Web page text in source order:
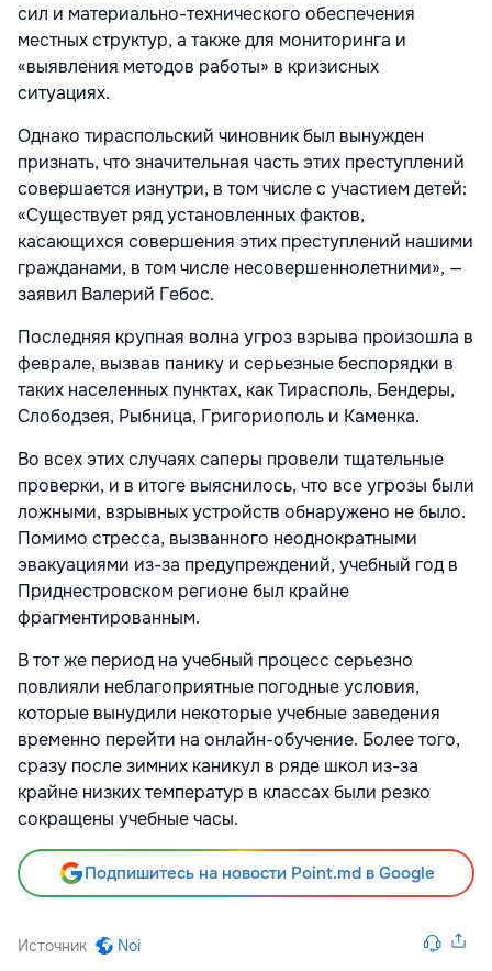
сил и материально-технического обеспечения
местных структур, а также для мониторинга и
«выявления методов работы» в кризисных
ситуациях.
Однако тираспольский чиновник был вынужден
признать, что значительная часть этих преступлений
совершается изнутри, в том числе с участием детей:
«Существует ряд установленных фактов,
касающихся совершения этих преступлений нашими
гражданами, в том числе несовершеннолетними», —
заявил Валерий Гебос.
Последняя крупная волна угроз взрыва произошла в
феврале, вызвав панику и серьезные беспорядки в
таких населенных пунктах, как Тирасполь, Бендеры,
Слободзея, Рыбница, Григориополь и Каменка.
Во всех этих случаях саперы провели тщательные
проверки, и в итоге выяснилось, что все угрозы были
ложными, взрывных устройств обнаружено не было.
Помимо стресса, вызванного неоднократными
эвакуациями из-за предупреждений, учебный год в
Приднестровском регионе был крайне
фрагментированным.
В тот же период на учебный процесс серьезно
повлияли неблагоприятные погодные условия,
которые вынудили некоторые учебные заведения
временно перейти на онлайн-обучение. Более того,
сразу после зимних каникул в ряде школ из-за
крайне низких температур в классах были резко
сокращены учебные часы.
Подпишитесь на новости Point.md в Google
Источник Noi